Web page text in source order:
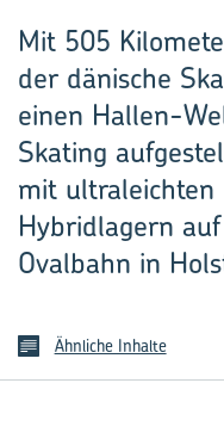
Mit 505
der dänische
einen Hallen-
Skating
mit ultraleichten
Hybridlagern
Ovalbahn in
Ähnliche Inhalte